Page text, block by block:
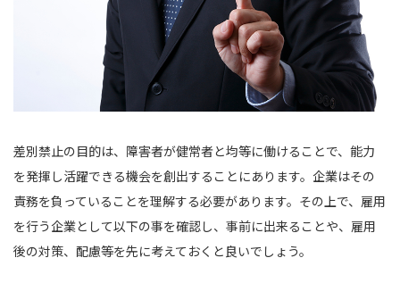
差別禁止の目的は、障害者が健常者と均等に働けることで、能力
を発揮し活躍できる機会を創出することにあります。企業はその
責務を負っていることを理解する必要があります。その上で、雇用
を行う企業として以下の事を確認し、事前に出来ることや、雇用
後の対策、配慮等を先に考えておくと良いでしょう。